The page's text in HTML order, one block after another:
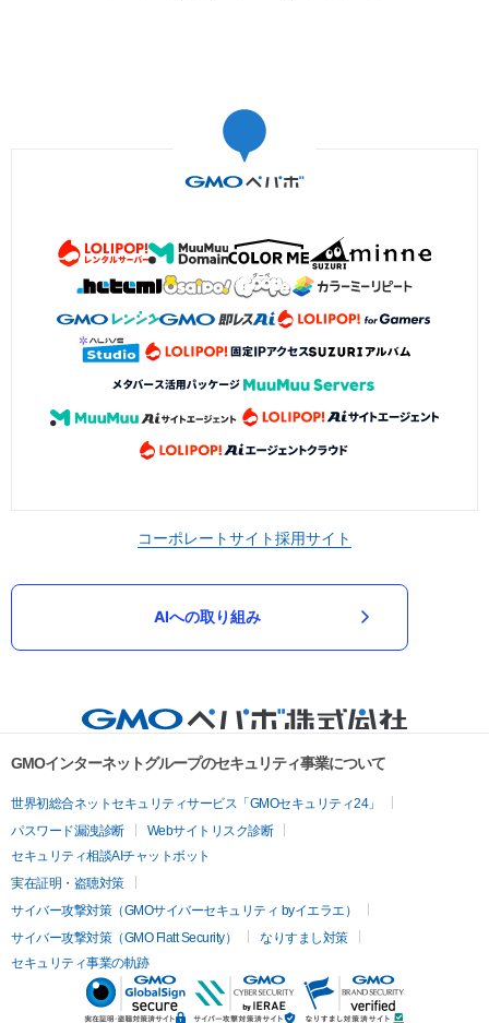
コーポレートサイト採用サイト
AIへの取り組み
GMOインターネットグループのセキュリティ事業について
世界初総合ネットセキュリティサービス「GMOセキュリティ24」
パスワード漏洩診断
Webサイトリスク診断
セキュリティ相談AIチャットボット
実在証明・盗聴対策
サイバー攻撃対策（GMOサイバーセキュリティ byイエラエ）
サイバー攻撃対策（GMO Flatt Security）
なりすまし対策
セキュリティ事業の軌跡